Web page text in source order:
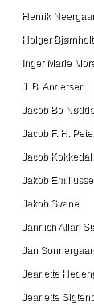
Henrik
Holger
Inger Marie
J. B. Andersen
Jacob Bo
Jacob F. H.
Jacob Kokkedal
Jakob
Jakob Svane
Jannich Allan
Jan
Jeanette
Jeanette